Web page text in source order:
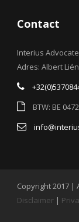
Contact
Interius
Adres: Albert
BTW: BE
Copyright 2017 |
Disclaimer |